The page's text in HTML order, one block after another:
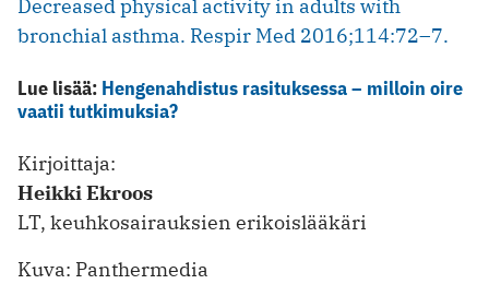
Decreased physical activity in adults with
bronchial asthma. Respir Med 2016;114:72–7.
Lue lisää: Hengenahdistus rasituksessa – milloin oire
vaatii tutkimuksia?
Kirjoittaja:
Heikki Ekroos
LT, keuhkosairauksien erikoislääkäri
Kuva: Panthermedia